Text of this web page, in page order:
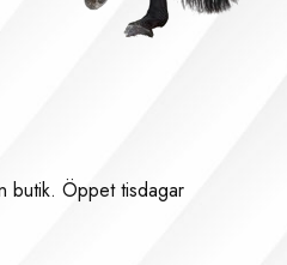
butik. Öppet tisdagar